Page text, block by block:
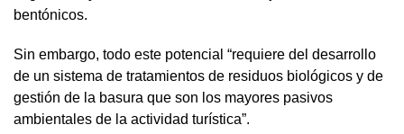
bentónicos.
Sin embargo, todo este potencial “requiere del desarrollo
de un sistema de tratamientos de residuos biológicos y de
gestión de la basura que son los mayores pasivos
ambientales de la actividad turística”.